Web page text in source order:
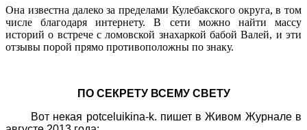
Она известна далеко за пределами Кулебакского округа, в том
числе благодаря интернету. В сети можно найти массу
историй о встрече с ломовской знахаркой бабой Валей, и эти
отзывы порой прямо противоположны по знаку.
ПО СЕКРЕТУ ВСЕМУ СВЕТУ
Вот некая potceluikina-k. пишет в Живом Журнале в